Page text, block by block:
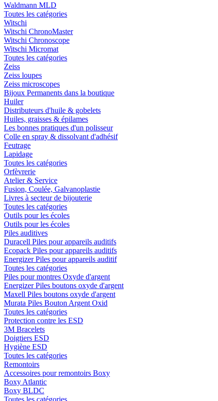
Waldmann MLD
Toutes les catégories
Witschi
Witschi ChronoMaster
Witschi Chronoscope
Witschi Micromat
Toutes les catégories
Zeiss
Zeiss loupes
Zeiss microscopes
Bijoux Permanents dans la boutique
Huiler
Distributeurs d'huile & gobelets
Huiles, graisses & épilames
Les bonnes pratiques d'un polisseur
Colle en spray & dissolvant d'adhésif
Feutrage
Lapidage
Toutes les catégories
Orfèvrerie
Atelier & Service
Fusion, Coulée, Galvanoplastie
Livres à secteur de bijouterie
Toutes les catégories
Outils pour les écoles
Outils pour les écoles
Piles auditives
Duracell Piles pour appareils auditifs
Ecopack Piles pour appareils auditifs
Energizer Piles pour appareils auditif
Toutes les catégories
Piles pour montres Oxyde d'argent
Energizer Piles boutons oxyde d'argent
Maxell Piles boutons oxyde d'argent
Murata Piles Bouton Argent Oxid
Toutes les catégories
Protection contre les ESD
3M Bracelets
Doigtiers ESD
Hygiène ESD
Toutes les catégories
Remontoirs
Accessoires pour remontoirs Boxy
Boxy Atlantic
Boxy BLDC
Toutes les catégories